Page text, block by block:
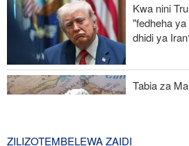
Uchaguzi wa urais nchini Zambia
Francesca Albanese: Mauaji ya kimbari
sera rasmi ya utawala wa Israel
Kwa nini
"fedheha
dhidi ya
Tabia za
ZILIZOTEMBELEWA ZAIDI